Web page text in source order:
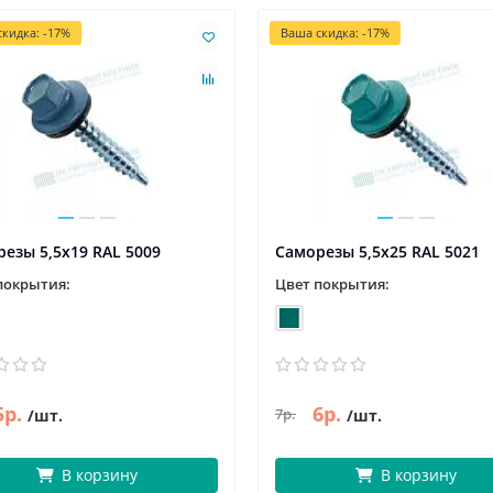
-17%
5,5х19 RAL 5009
/шт.
В корзину
Ваша скидка: -17%
Саморезы 5,5х25 RAL 5021
Цвет покрытия:
7р. 6р. /шт.
В корзину